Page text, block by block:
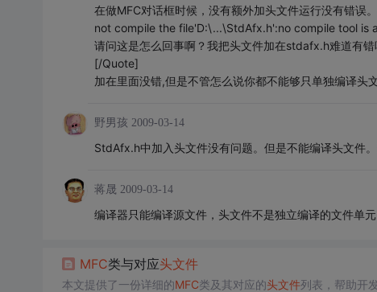
在做MFC对话框时候，没有额外加头文件运行没有错
not compile the file'D:\...\StdAfx.h':no compile tool is
请问这是怎么回事啊？我把头文件加在stdafx.h难道有错
[/Quote]
加在里面没错,但是不管怎么说你都不能够只单独编译头
野男孩 2009-03-14
StdAfx.h中加入头文件没有问题。但是不能编译头文件。
蒋晟 2009-03-14
编译器只能编译源文件，头文件不是独立编译的文件单元
MFC类与对应头文件
本文提供了一份详细的MFC类及其对应的头文件列表，帮助开